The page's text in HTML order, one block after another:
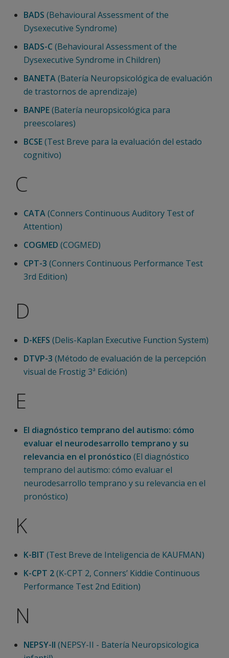
BADS (Behavioural Assessment of the
Dysexecutive Syndrome)
BADS-C (Behavioural Assessment of the
Dysexecutive Syndrome in Children)
BANETA(Batería Neuropsicológica de evaluación
de trastornos de aprendizaje)
BANPE(Batería neuropsicológica para
preescolares)
BCSE(Test Breve para la evaluación del estado
cognitivo)
C
CATA(Conners Continuous Auditory Test of
Attention)
COGMED (COGMED)
CPT-3 (Conners Continuous Performance Test
3rd Edition)
D
D-KEFS (Delis-Kaplan Executive Function System)
DTVP-3 (Método de evaluación de la percepción
visual de Frostig 3ª Edición)
E
El diagnóstico temprano del autismo: cómo
evaluar el neurodesarrollo temprano y su
relevancia en el pronóstico (El diagnóstico
temprano del autismo: cómo evaluar el
neurodesarrollo temprano y su relevancia en el
pronóstico)
K
K-BIT (Test Breve de Inteligencia de KAUFMAN)
K-CPT 2(K-CPT 2, Conners’ Kiddie Continuous
Performance Test 2nd Edition)
N
NEPSY-II (NEPSY-II - Batería Neuropsicologica